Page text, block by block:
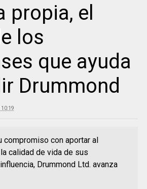
propia, el
los
que ayuda
Drummond
10:19
compromiso con aportar al
calidad de vida de sus
Drummond Ltd. avanza